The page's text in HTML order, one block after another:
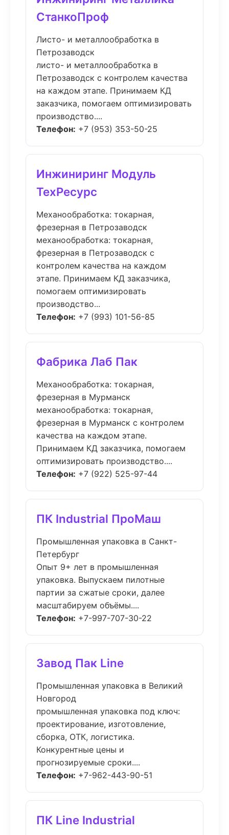
СтанкоПроф
Листо- и металлообработка в
Петрозаводск
листо- и металлообработка в
Петрозаводск с контролем качества
на каждом этапе. Принимаем КД
заказчика, помогаем оптимизировать
производство....
Телефон: +7 (953) 353-50-25
Инжиниринг Модуль
ТехРесурс
Механообработка: токарная,
фрезерная в Петрозаводск
механообработка: токарная,
фрезерная в Петрозаводск с
контролем качества на каждом
этапе. Принимаем КД заказчика,
помогаем оптимизировать
производство...
Телефон: +7 (993) 101-56-85
Фабрика Лаб Пак
Механообработка: токарная,
фрезерная в Мурманск
механообработка: токарная,
фрезерная в Мурманск с контролем
качества на каждом этапе.
Принимаем КД заказчика, помогаем
оптимизировать производство....
Телефон: +7 (922) 525-97-44
ПК Industrial ПроМаш
Промышленная упаковка в Санкт-
Петербург
Опыт 9+ лет в промышленная
упаковка. Выпускаем пилотные
партии за сжатые сроки, далее
масштабируем объёмы....
Телефон: +7-997-707-30-22
Завод Пак Line
Промышленная упаковка в Великий
Новгород
промышленная упаковка под ключ:
проектирование, изготовление,
сборка, ОТК, логистика.
Конкурентные цены и
прогнозируемые сроки....
Телефон: +7-962-443-90-51
ПК Line Industrial